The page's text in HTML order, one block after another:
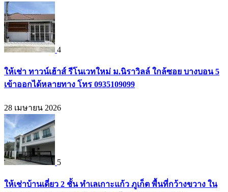
4
ให้เช่า ทาวน์เฮ้าส์ รีโนเวทใหม่ ม.นิราวิลล์ ใกล้ซอย บางบอน 5
เข้าออกได้หลายทาง โทร 0935109099
28 เมษายน 2026
5
ให้เช่าบ้านเดี่ยว 2 ชั้น ทำเลเกาะแก้ว ภูเก็ต พื้นที่กว้างขวาง ใน